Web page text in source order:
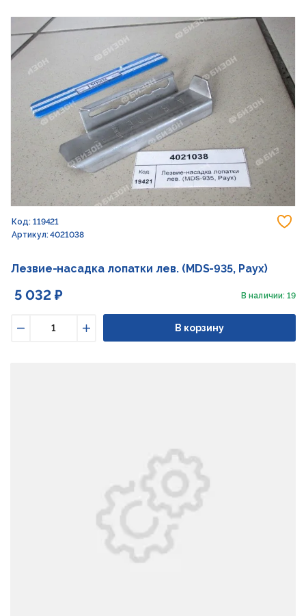
Код: 119421
Артикул: 4021038
Лезвие-насадка лопатки лев. (MDS-935, Раух)
5 032 ₽ В наличии: 19
Увеличить
В корзину